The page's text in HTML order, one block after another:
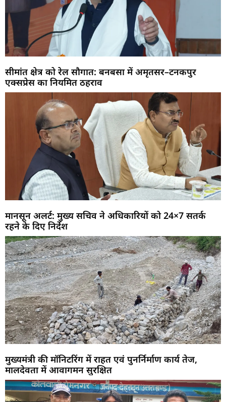
सीमांत क्षेत्र को रेल सौगात: बनबसा में अमृतसर–टनकपुर
एक्सप्रेस का नियमित ठहराव
मानसून अलर्ट: मुख्य सचिव ने अधिकारियों को 24×7 सतर्क
रहने के दिए निर्देश
मुख्यमंत्री की मॉनिटरिंग में राहत एवं पुनर्निर्माण कार्य तेज,
मालदेवता में आवागमन सुरक्षित